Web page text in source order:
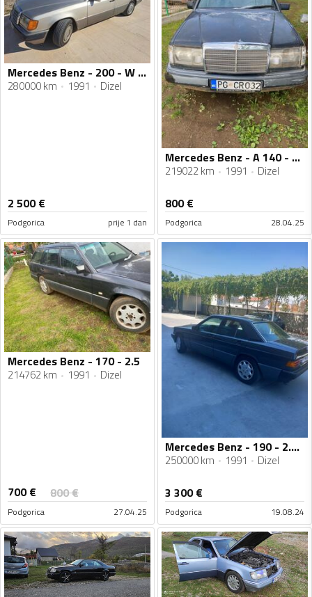
Mercedes Benz - 200 - W 124 200 D
280000 km 1991 Dizel
2 500€
Podgorica prije 1 dan
Mercedes Benz - A 140 - 2.5
219022 km 1991 Dizel
800€
Podgorica 28.04.25
Mercedes Benz - 170 - 2.5
214762 km 1991 Dizel
700€ 800€
Podgorica 27.04.25
Mercedes Benz - 190 - 2.0 D
250000 km 1991 Dizel
3 300€
Podgorica 19.08.24